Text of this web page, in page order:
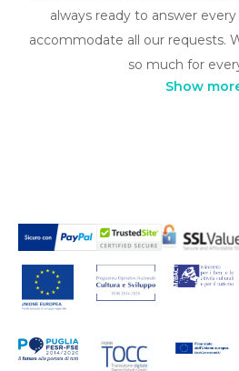
always ready to answer
accommodate all our requests.
so much for
Show